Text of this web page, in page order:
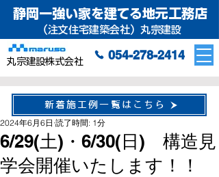
静岡一強い家を建てる地元工務店
（注文住宅建築会社）丸宗建設
054-278-2414
丸宗建設株式会社
新着施工例一覧はこちら
6/29(土)・6/30(日) 構造見
学会開催いたします！！
2024年6月6日 読了時間: 1分